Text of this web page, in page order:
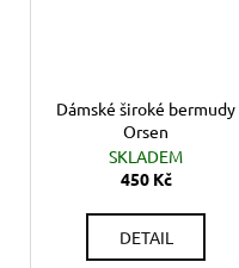
Dámské široké bermudy
Orsen
SKLADEM
450 Kč
DETAIL